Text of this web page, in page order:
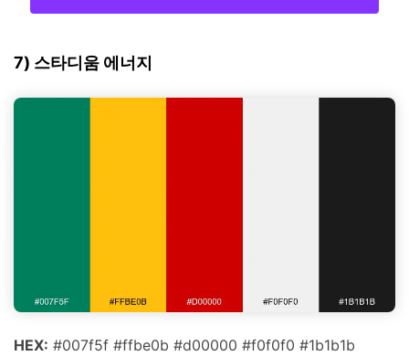
7) 스타디움 에너지
HEX: #007f5f #ffbe0b #d00000 #f0f0f0 #1b1b1b